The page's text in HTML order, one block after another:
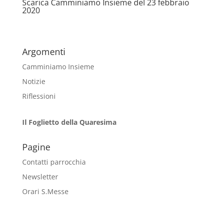
Scarica Camminiamo Insieme del 23 febbraio
2020
Argomenti
Camminiamo Insieme
Notizie
Riflessioni
Il Foglietto della Quaresima
Pagine
Contatti parrocchia
Newsletter
Orari S.Messe